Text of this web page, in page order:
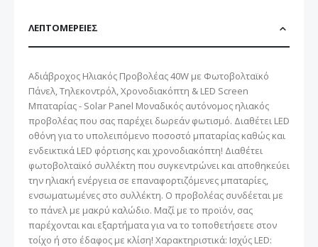
ΛΕΠΤΟΜΈΡΕΙΕΣ
Αδιάβροχος Ηλιακός Προβολέας 40W με Φωτοβολταϊκό
Πάνελ, Τηλεκοντρόλ, Χρονοδιακόπτη & LED Screen
Μπαταρίας - Solar Panel Μοναδικός αυτόνομος ηλιακός
προβολέας που σας παρέχει δωρεάν φωτισμό. Διαθέτει LED
οθόνη για το υπολειπόμενο ποσοστό μπαταρίας καθώς και
ενδεικτικά LED φόρτισης και χρονοδιακόπτη! Διαθέτει
φωτοβολταϊκό συλλέκτη που συγκεντρώνει και αποθηκεύει
την ηλιακή ενέργεια σε επαναφορτιζόμενες μπαταρίες,
ενσωματωμένες στο συλλέκτη. Ο προβολέας συνδέεται με
το πάνελ με μακρύ καλώδιο. Μαζί με το προϊόν, σας
παρέχονται και εξαρτήματα για να το τοποθετήσετε στον
τοίχο ή στο έδαφος με κλίση! Χαρακτηριστικά: Ισχύς LED: